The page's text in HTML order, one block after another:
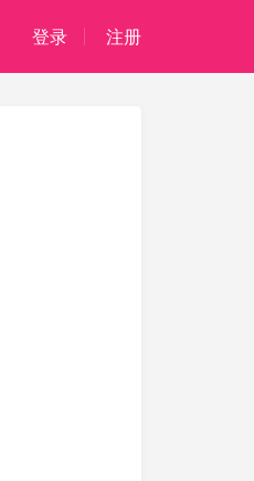
登录 注册